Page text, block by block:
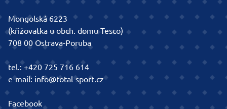
Mongolská 6223
(křižovatka u obch. domu Tesco)
708 00 Ostrava-Poruba
tel.:+420 725 716 614
e-mail: info@total-sport.cz
Facebook